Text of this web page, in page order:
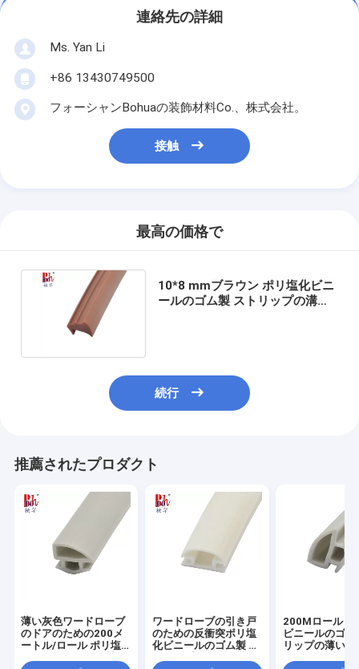
連絡先の詳細
Ms. Yan Li
+86 13430749500
フォーシャンBohuaの装飾材料Co.、株式会社。
接触
最高の価格で
10*8 mmブラウン ポリ塩化ビニ
ールのゴム製 ストリップの溝の
続行
推薦されたプロダクト
薄い灰色ワードローブ
のドアのための200メ
ートル/ロール ポリ塩
ワードローブの引き戸
のための反衝突ポリ塩
化ビニールのゴム製 ス
200Mロール ポ
ビニールのゴム
リップの薄い